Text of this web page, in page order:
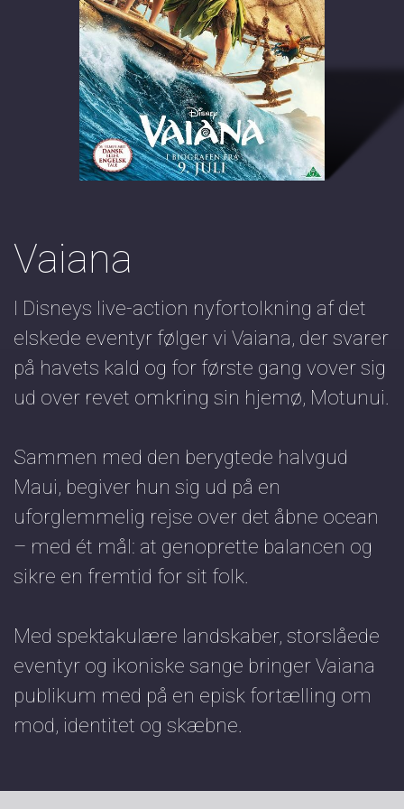
Vaiana
I Disneys live-action nyfortolkning af det
elskede eventyr følger vi Vaiana, der svarer
på havets kald og for første gang vover sig
ud over revet omkring sin hjemø, Motunui.
Sammen med den berygtede halvgud
Maui, begiver hun sig ud på en
uforglemmelig rejse over det åbne ocean
– med ét mål: at genoprette balancen og
sikre en fremtid for sit folk.
Med spektakulære landskaber, storslåede
eventyr og ikoniske sange bringer Vaiana
publikum med på en episk fortælling om
mod, identitet og skæbne.